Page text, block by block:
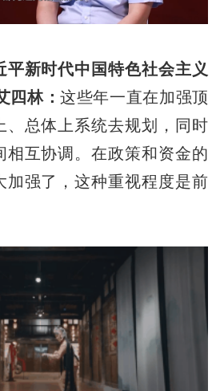
平新时代中国特色社会主义
四林：这些年一直在加强顶
、总体上系统去规划，同时
相互协调。在政策和资金的
加强了，这种重视程度是前